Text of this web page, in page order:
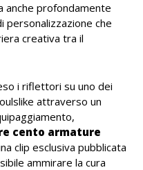
anche profondamente
personalizzazione che
creativa tra il
i riflettori su uno dei
attraverso un
cento armature
clip esclusiva pubblicata
ammirare la cura